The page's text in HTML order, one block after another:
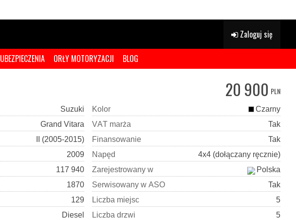
Zaloguj się
UBEZPIECZENIA ORŁY MOTORYZACJI BLOG
20 900 PLN
Suzuki
Grand Vitara
II (2005-2015)
2009
117 940
1870
129
Diesel
Ko or
Czarny
VAT marża
Tak
Finansowanie
Tak
Napęd
4x4 (dołączany ręcznie)
Zarejestrowany w
Polska
Serwisowany w ASO
Tak
Liczba miejsc
5
Liczba drzwi
5